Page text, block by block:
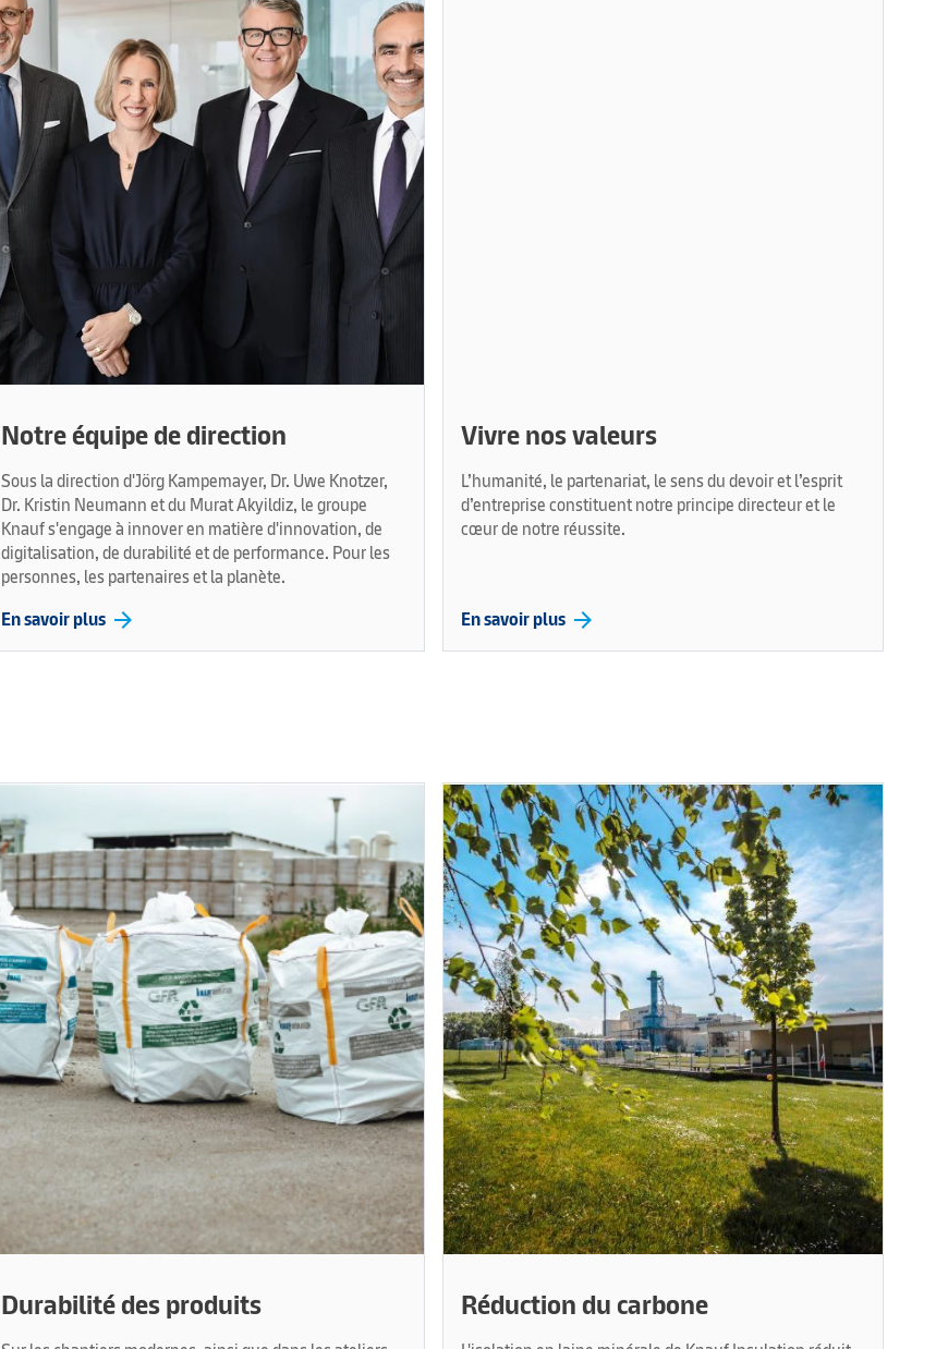
Notre équipe de direction
Sous la direction d'Jörg Kampemayer, Dr. Uwe Knotzer,
Dr. Kristin Neumann et du Murat Akyildiz, le groupe
Knauf s'engage à innover en matière d'innovation, de
digitalisation, de durabilité et de performance. Pour les
personnes, les partenaires et la planète.
En savoir plus arrow_forward
Vivre nos valeurs
L’humanité, le partenariat, le sens du devoir et l’esprit
d’entreprise constituent notre principe directeur et le
cœur de notre réussite.
En savoir plus arrow_forward
Durabilité des produits Réduction du carbone